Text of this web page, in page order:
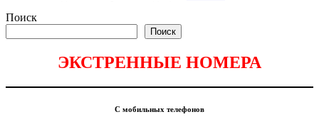
Поиск
Поиск
ЭКСТРЕННЫЕ НОМЕРА
С мобильных телефонов